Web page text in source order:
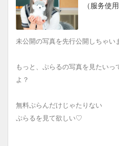
（服务使用
未公開の写真を先行公開しちゃい
もっと、ぷらるの写真を見たいっ
よ？
無料ぷらんだけじゃたりない
ぷらるを見て欲しい♡